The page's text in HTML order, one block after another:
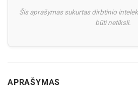
Šis aprašymas sukurtas dirbtinio
būti netiksli.
APRAŠYMAS